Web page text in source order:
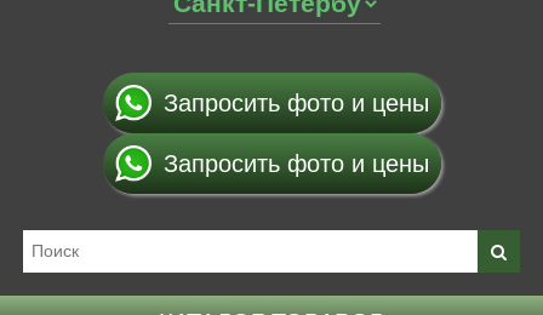
Запросить фото и цены
Запросить фото и цены